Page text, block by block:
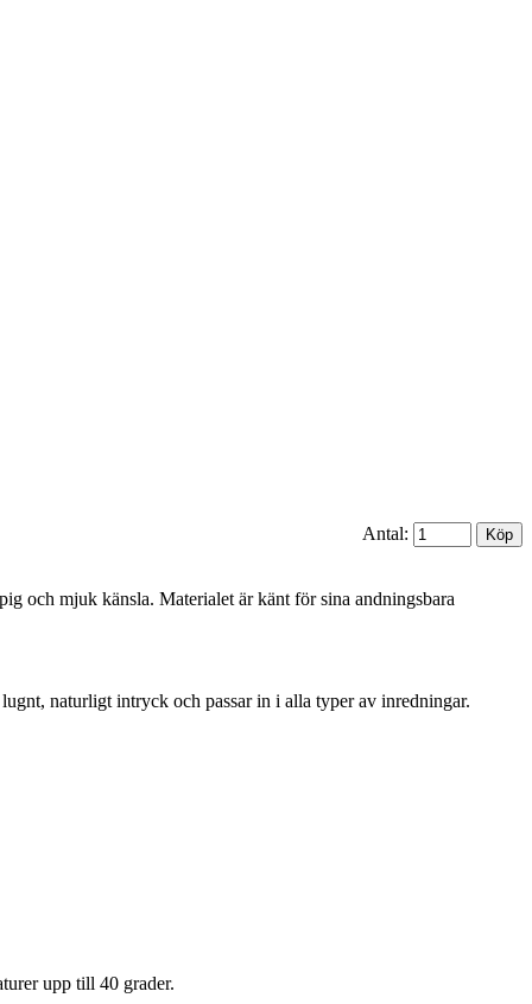
Antal:
och mjuk känsla. Materialet är känt för sina andningsbara
naturligt intryck och passar in i alla typer av inredningar.
upp till 40 grader.